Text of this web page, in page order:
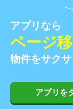
アプリなら
ページ
物件をサクサ
アプリを